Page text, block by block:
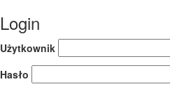
Login
Użytkownik
Hasło